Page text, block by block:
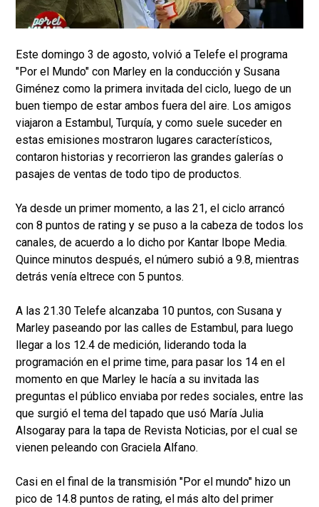
Este domingo 3 de agosto, volvió a Telefe el programa
"Por el Mundo" con Marley en la conducción y Susana
Giménez como la primera invitada del ciclo, luego de un
buen tiempo de estar ambos fuera del aire. Los amigos
viajaron a Estambul, Turquía, y como suele suceder en
estas emisiones mostraron lugares característicos,
contaron historias y recorrieron las grandes galerías o
pasajes de ventas de todo tipo de productos.
Ya desde un primer momento, a las 21, el ciclo arrancó
con 8 puntos de rating y se puso a la cabeza de todos los
canales, de acuerdo a lo dicho por Kantar Ibope Media.
Quince minutos después, el número subió a 9.8, mientras
detrás venía eltrece con 5 puntos.
A las 21.30 Telefe alcanzaba 10 puntos, con Susana y
Marley paseando por las calles de Estambul, para luego
llegar a los 12.4 de medición, liderando toda la
programación en el prime time, para pasar los 14 en el
momento en que Marley le hacía a su invitada las
preguntas el público enviaba por redes sociales, entre las
que surgió el tema del tapado que usó María Julia
Alsogaray para la tapa de Revista Noticias, por el cual se
vienen peleando con Graciela Alfano.
Casi en el final de la transmisión "Por el mundo" hizo un
pico de 14.8 puntos de rating, el más alto del primer